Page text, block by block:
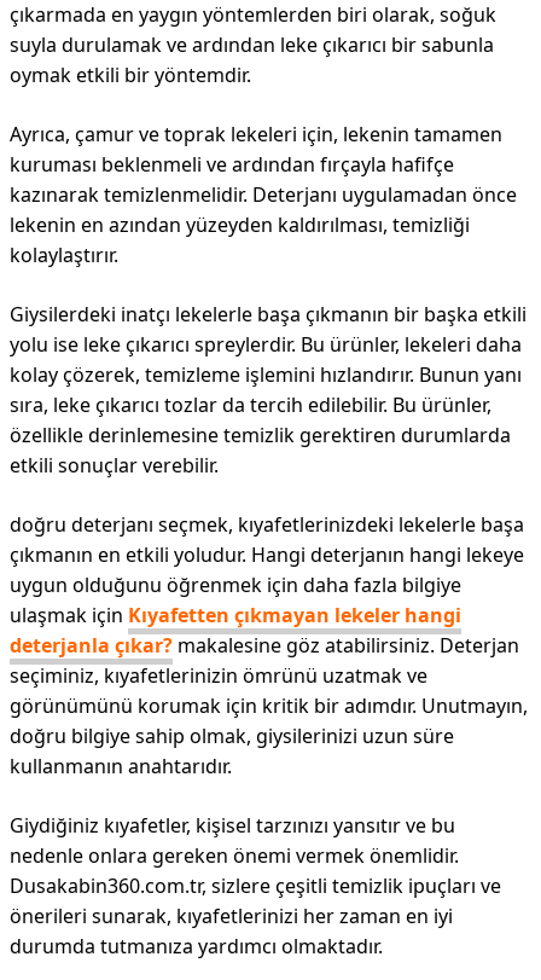
çıkarmada en yaygın yöntemlerden biri olarak, soğuk
suyla durulamak ve ardından leke çıkarıcı bir sabunla
oymak etkili bir yöntemdir.
Ayrıca, çamur ve toprak lekeleri için, lekenin tamamen
kuruması beklenmeli ve ardından fırçayla hafifçe
kazınarak temizlenmelidir. Deterjanı uygulamadan önce
lekenin en azından yüzeyden kaldırılması, temizliği
kolaylaştırır.
Giysilerdeki inatçı lekelerle başa çıkmanın bir başka etkili
yolu ise leke çıkarıcı spreylerdir. Bu ürünler, lekeleri daha
kolay çözerek, temizleme işlemini hızlandırır. Bunun yanı
sıra, leke çıkarıcı tozlar da tercih edilebilir. Bu ürünler,
özellikle derinlemesine temizlik gerektiren durumlarda
etkili sonuçlar verebilir.
doğru deterjanı seçmek, kıyafetlerinizdeki lekelerle başa
çıkmanın en etkili yoludur. Hangi deterjanın hangi lekeye
uygun olduğunu öğrenmek için daha fazla bilgiye
ulaşmak için Kıyafetten çıkmayan lekeler hangi
deterjanla çıkar? makalesine göz atabilirsiniz. Deterjan
seçiminiz, kıyafetlerinizin ömrünü uzatmak ve
görünümünü korumak için kritik bir adımdır. Unutmayın,
doğru bilgiye sahip olmak, giysilerinizi uzun süre
kullanmanın anahtarıdır.
Giydiğiniz kıyafetler, kişisel tarzınızı yansıtır ve bu
nedenle onlara gereken önemi vermek önemlidir.
Dusakabin360.com.tr, sizlere çeşitli temizlik ipuçları ve
önerileri sunarak, kıyafetlerinizi her zaman en iyi
durumda tutmanıza yardımcı olmaktadır.